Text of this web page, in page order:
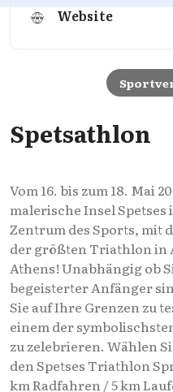
Website
Spetsathlon
Vom 16. bis zum 18. Mai
malerische Insel
Zentrum des Sports, mit
der größten Triathlon in
Athens! Unabhängig ob
begeisterter Anfänger
Sie auf Ihre Grenzen zu
einem der
zu zelebrieren. Wählen
den Spetses Triathlon
km Radfahren / 5 km